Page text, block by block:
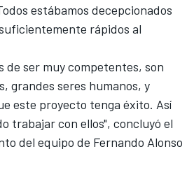
estábamos decepcionados
rápidos al
de ser muy competentes, son
grandes seres humanos, y
este proyecto tenga éxito. Así
trabajar con ellos", concluyó el
del equipo de Fernando Alonso